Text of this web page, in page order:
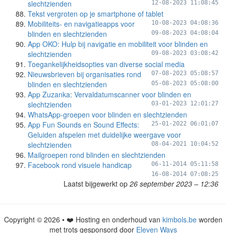
slechtzienden
12-08-2023 11:08:45
Tekst vergroten op je smartphone of tablet
10-08-2023 04:08:36
Mobiliteits- en navigatieapps voor
blinden en slechtzienden
09-08-2023 04:08:04
App OKO: Hulp bij navigatie en mobiliteit voor blinden en
slechtzienden
09-08-2023 03:08:42
Toegankelijkheidsopties van diverse social media
07-08-2023 05:08:57
Nieuwsbrieven bij organisaties rond
blinden en slechtzienden
05-08-2023 05:08:00
App Zuzanka: Vervaldatumscanner voor blinden en
slechtzienden
03-01-2023 12:01:27
WhatsApp-groepen voor blinden en slechtzienden
25-01-2022 06:01:07
App Fun Sounds en Sound Effects:
Geluiden afspelen met duidelijke weergave voor
slechtzienden
08-04-2021 10:04:52
Mailgroepen rond blinden en slechtzienden
06-11-2014 05:11:58
Facebook rond visuele handicap
16-08-2014 07:08:25
Laatst bijgewerkt op 26 september 2023 – 12:36
Copyright © 2026 • ❤️ Hosting en onderhoud van kimbols.beworden
met trots gesponsord door Eleven Ways